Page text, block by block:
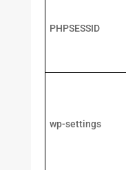
PHPSESSID
wp-settings